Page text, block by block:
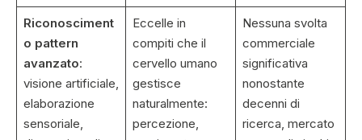
Riconosciment
o pattern
avanzato:
visione artificiale,
elaborazione
sensoriale,
Eccelle in
compiti che il
cervello umano
gestisce
naturalmente:
percezione,
Nessuna svolta
commerciale
significativa
nonostante
decenni di
ricerca, mercato